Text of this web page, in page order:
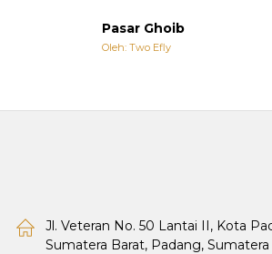
Pasar Ghoib
Oleh: Two Efly
Jl. Veteran No. 50 Lantai II, Kota
Sumatera Barat, Padang,